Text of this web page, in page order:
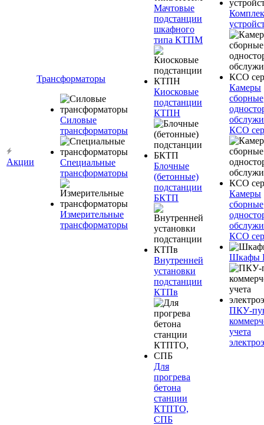
Акции
Трансформаторы
Силовые
трансформаторы
Специальные
трансформаторы
Измерительные
трансформаторы
Мачтовые
подстанции
шкафного
типа КТПМ
Киосковые
подстанции
КТПН
Блочные
(бетонные)
подстанции
БКТП
Внутренней
установки
подстанции
КТПв
Для
прогрева
бетона
станции
КТПТО,
СПБ
Камеры
сборные
КСО
Камеры
сборные
КСО
Шкафы
ПКУ-
учета